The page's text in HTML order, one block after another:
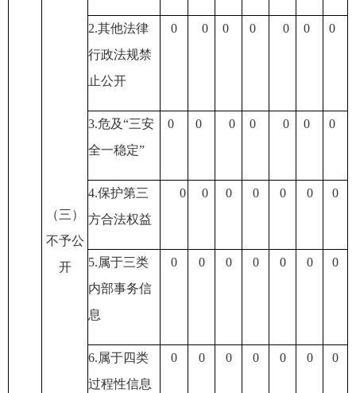
（三）
不予公
开
2.其他法律
行政法规禁
止公开
0 0 0 0 0 0 0
3.危及“三安
全一稳定”
0 0 0 0 0 0 0
4.保护第三
方合法权益
0 0 0 0 0 0 0
5.属于三类
内部事务信
息
0 0 0 0 0 0 0
6.属于四类
过程性信息
0 0 0 0 0 0 0